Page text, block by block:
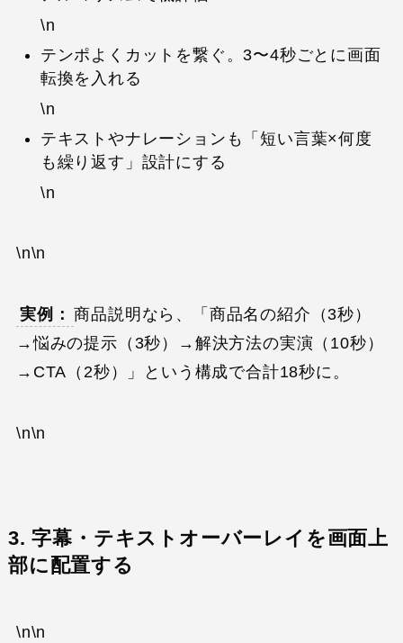
\n
テンポよくカットを繋ぐ。3〜4秒ごとに画面
転換を入れる
\n
テキストやナレーションも「短い言葉×何度
も繰り返す」設計にする
\n
\n\n
実例： 商品説明なら、「商品名の紹介（3秒）
→悩みの提示（3秒）→解決方法の実演（10秒）
→CTA（2秒）」という構成で合計18秒に。
\n\n
3. 字幕・テキストオーバーレイを画面上
部に配置する
\n\n